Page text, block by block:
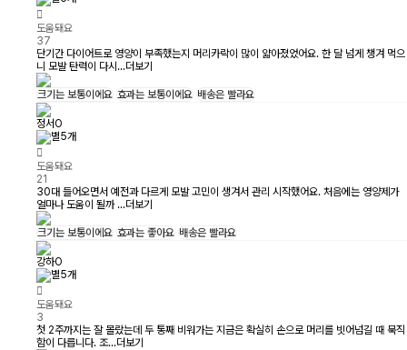
도움돼요
37
단기간 다이어트로 영양이 부족했는지 머리카락이 많이 얇아졌었어요. 한 달 넘게 챙겨 먹으
니 모발 탄력이 다시...더보기
크기는 보통이에요 효과는 보통이에요 배송은 빨라요
정서O
도움돼요
21
30대 들어오면서 예전과 다르게 모발 고민이 생겨서 관리 시작했어요. 처음에는 영양제가
얼마나 도움이 될까 ...더보기
크기는 보통이에요 효과는 좋아요 배송은 빨라요
강하O
도움돼요
3
첫 2주까지는 잘 몰랐는데 두 통째 비워가는 지금은 확실히 손으로 머리를 빗어넘길 때 묵직
함이 다릅니다. 조...더보기